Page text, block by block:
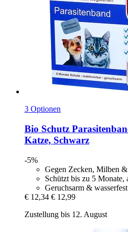
3 Optionen
Bio Schutz
Katze, Schwarz
-5%
Gegen Zecken, Milben
Schützt bis zu 5 Monate,
Geruchsarm & wasserfest
€ 12,34 € 12,99
Zustellung bis 12. August